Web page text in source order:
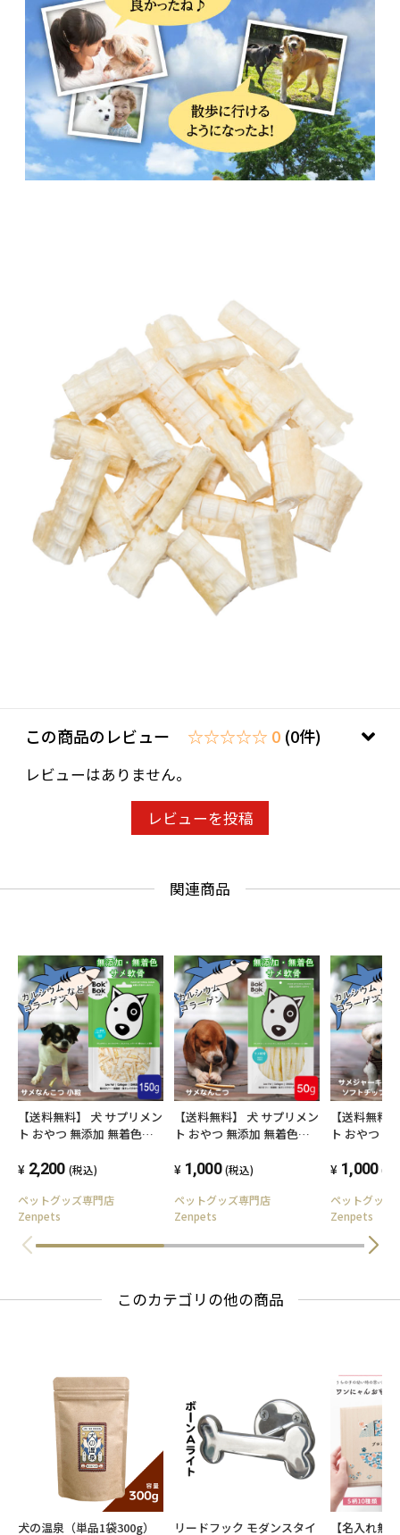
この商品のレビュー ☆☆☆☆☆ 0 (0件)
レビューはありません。
レビューを投稿
関連商品
【送料無料】 犬 サプリメン
ト おやつ 無添加 無着色
150g 低脂肪 ヘルシー ケア
2,200 (税込)
ペットグッズ専門店
Zenpets
【送料無料】 犬 サプリメン
ト おやつ 無添加 無着色
50g お試しサイズ 低脂肪 ヘ
1,000 (税込)
ペットグッズ専門店
Zenpets
【送料無料
ト おやつ 無
フトチップ
1,000 (税
ペットグッ
Zenpets
このカテゴリの他の商品
犬の温泉（単品1袋300g） リードフック モダンスタイ 【名入れ無